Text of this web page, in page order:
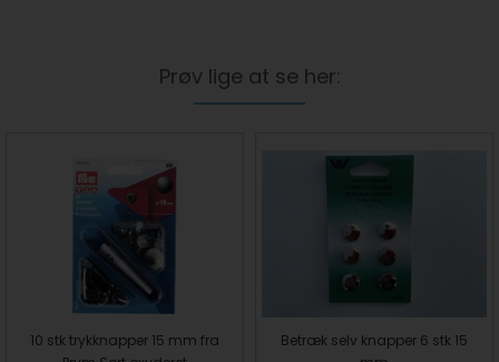
Prøv lige at se her:
10 stk trykknapper 15 mm fra
Betræk selv knapper 6 stk 15